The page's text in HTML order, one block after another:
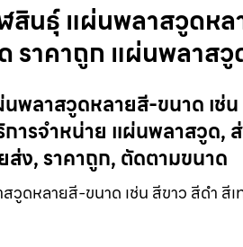
สินธุ์ แผ่นพลาสวูดหล
ราคาถูก แผ่นพลาส
พลาสวูดหลายสี-ขนาด เช่
รจำหน่าย แผ่นพลาสวูด,
ง, ราคาถูก, ตัดตามขนาด
ดหลายสี-ขนาด เช่น สีขาว สีดำ สี